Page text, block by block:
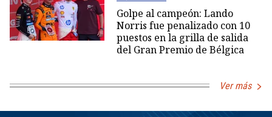
Golpe al campeón: Lando
Norris fue penalizado con 10
puestos en la grilla de salida
del Gran Premio de Bélgica
Ver más